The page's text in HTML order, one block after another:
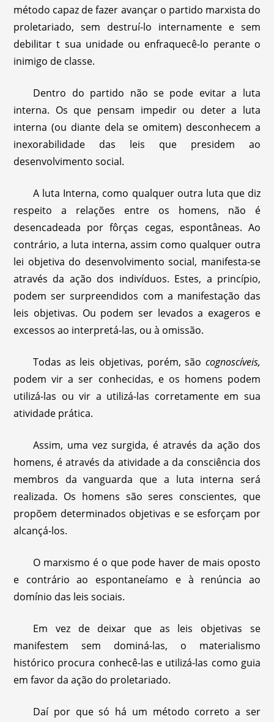
método capaz de fazer avançar o partido marxista do
proletariado, sem destruí-lo internamente e sem
debilitar t sua unidade ou enfraquecê-lo perante o
inimigo de classe.
Dentro do partido não se pode evitar a luta
interna. Os que pensam impedir ou deter a luta
interna (ou diante dela se omitem) desconhecem a
inexorabilidade das leis que presidem ao
desenvolvimento social.
A luta Interna, como qualquer outra luta que diz
respeito a relações entre os homens, não é
desencadeada por fôrças cegas, espontâneas. Ao
contrário, a luta interna, assim como qualquer outra
lei objetiva do desenvolvimento social, manifesta-se
através da ação dos indivíduos. Estes, a princípio,
podem ser surpreendidos com a manifestação das
leis objetivas. Ou podem ser levados a exageros e
excessos ao interpretá-las, ou à omissão.
Todas as leis objetivas, porém, são cognoscíveis,
podem vir a ser conhecidas, e os homens podem
utilizá-las ou vir a utilizá-las corretamente em sua
atividade prática.
Assim, uma vez surgida, é através da ação dos
homens, é através da atividade a da consciência dos
membros da vanguarda que a luta interna será
realizada. Os homens são seres conscientes, que
propõem determinados objetivas e se esforçam por
alcançá-los.
O marxismo é o que pode haver de mais oposto
e contrário ao espontaneíamo e à renúncia ao
domínio das leis sociais.
Em vez de deixar que as leis objetivas se
manifestem sem dominá-las, o materialismo
histórico procura conhecê-las e utilizá-las como guia
em favor da ação do proletariado.
Daí por que só há um método correto a ser